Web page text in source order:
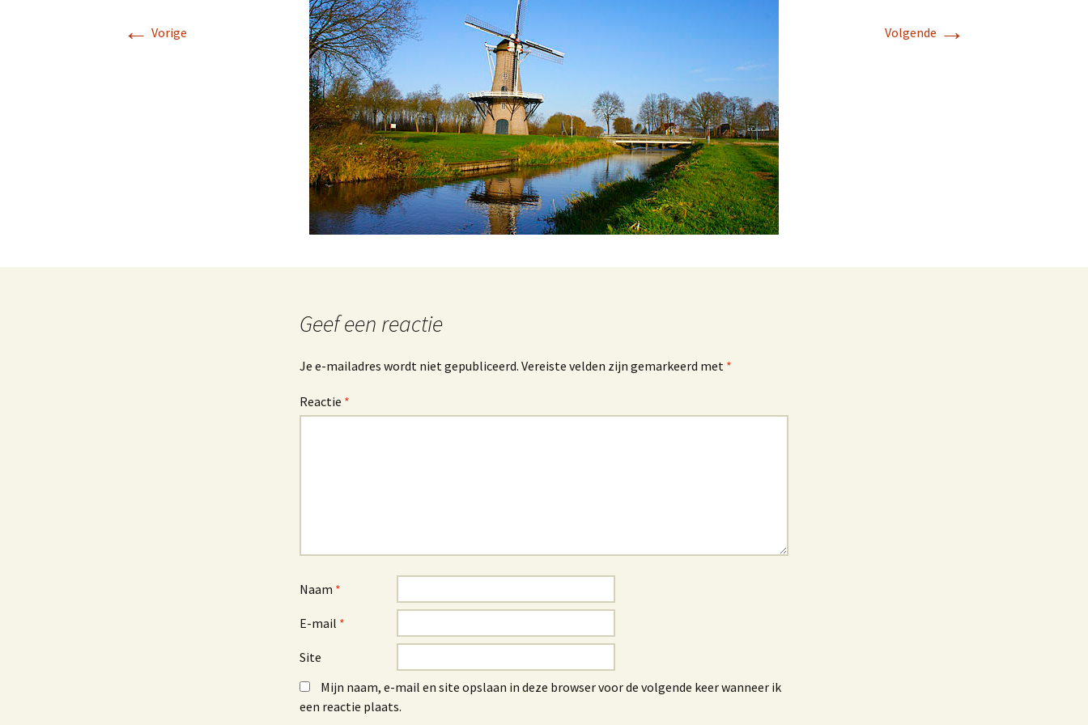
← Vorige Volgende →
Geef een reactie
Je e-mailadres wordt niet gepubliceerd. Vereiste velden zijn gemarkeerd met *
Reactie *
Naam *
E-mail *
Site
Mijn naam, e-mail en site opslaan in deze browser voor de volgende keer wanneer ik
een reactie plaats.